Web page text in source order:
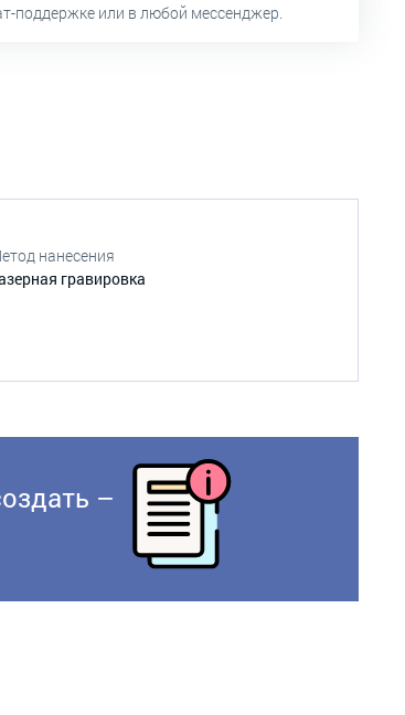
поддержке или в любой мессенджер.
нанесения
гравировка
–